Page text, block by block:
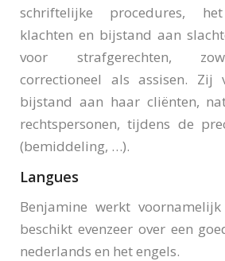
schriftelijke procedures,
klachten en bijstand aan
voor strafgerechten,
correctioneel als assisen. Zij
bijstand aan haar cliënten,
rechtspersonen, tijdens de
(bemiddeling, …).
Langues
Benjamine werkt
beschikt evenzeer over een
nederlands en het engels.